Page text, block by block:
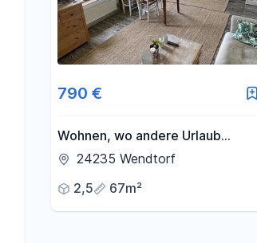
790 €
Wohnen, wo andere Urlaub
machen. Strandnähe, Gartenecke.
oder Paare
24235 Wendtorf
2,5
67m²